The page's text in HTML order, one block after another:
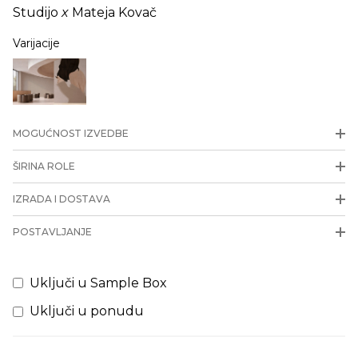
Studijox Mateja Kovač
Varijacije
MOGUĆNOST IZVEDBE
ŠIRINA ROLE
IZRADA I DOSTAVA
POSTAVLJANJE
Uključi u Sample Box
Uključi u ponudu